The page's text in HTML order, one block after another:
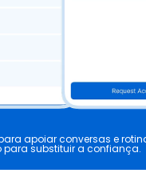
apoiar conversas e
para substituir a confiança.